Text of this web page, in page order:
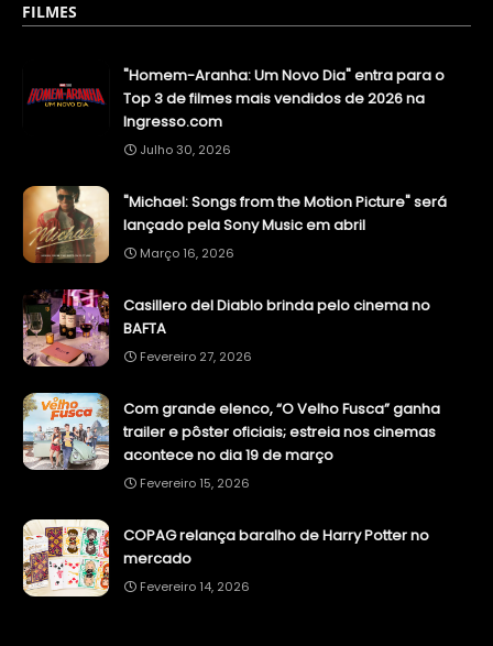
FILMES
"Homem-Aranha: Um Novo Dia" entra para o
Top 3 de filmes mais vendidos de 2026 na
Ingresso.com
Julho 30, 2026
"Michael: Songs from the Motion Picture" será
lançado pela Sony Music em abril
Março 16, 2026
Casillero del Diablo brinda pelo cinema no
BAFTA
Fevereiro 27, 2026
Com grande elenco, “O Velho Fusca” ganha
trailer e pôster oficiais; estreia nos cinemas
acontece no dia 19 de março
Fevereiro 15, 2026
COPAG relança baralho de Harry Potter no
mercado
Fevereiro 14, 2026